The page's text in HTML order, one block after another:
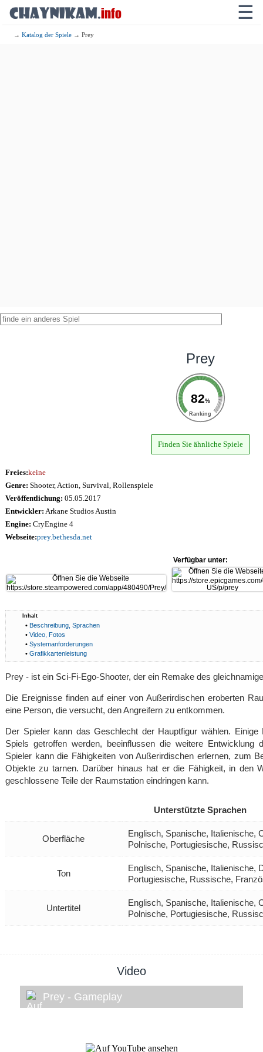
☰
→Katalog der Spiele → Prey
Prey
82%
Ranking
Finden Sie ähnliche Spiele
Freies:keine
Genre: Shooter, Action, Survival, Rollenspiele
Veröffentlichung: 05.05.2017
Entwickler: Arkane Studios Austin
Engine: CryEngine 4
Webseite:prey.bethesda.net
Verfügbar unter:
Inhalt
• Beschreibung, Sprachen
•Video, Fotos
•Systemanforderungen
•Grafikkartenleistung
Prey - ist ein Sci-Fi-Ego-Shooter, der ein Remake des
Die Ereignisse finden auf einer von Außerirdischen eroberten
eine Person, die versucht, den Angreifern zu entkommen.
Der Spieler kann das Geschlecht der Hauptfigur wählen. Einige
Spiels getroffen werden, beeinflussen die weitere
Spieler kann die Fähigkeiten von Außerirdischen erlernen, zum
Objekte zu tarnen. Darüber hinaus hat er die Fähigkeit, in den
geschlossene Teile der Raumstation eindringen kann.
Unterstützte Sprachen
Oberfläche
Englisch, Spanische, Italienische,
Polnische, Portugiesische,
Ton
Englisch, Spanische, Italienische,
Portugiesische, Russische,
Untertitel
Englisch, Spanische, Italienische,
Polnische, Portugiesische,
Video
Prey - Gameplay